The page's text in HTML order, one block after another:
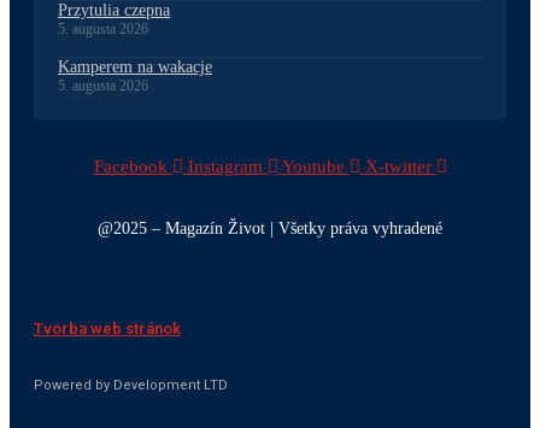
Przytulia czepna
5. augusta 2026
Kamperem na wakacje
5. augusta 2026
Facebook Instagram Youtube X-twitter
@2025 – Magazín Život | Všetky práva vyhradené
Tvorba web stránok
Powered by Development LTD